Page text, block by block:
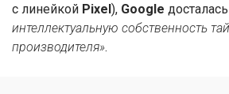
с линейкой Pixel), Google
интеллектуальную собственность
производителя».